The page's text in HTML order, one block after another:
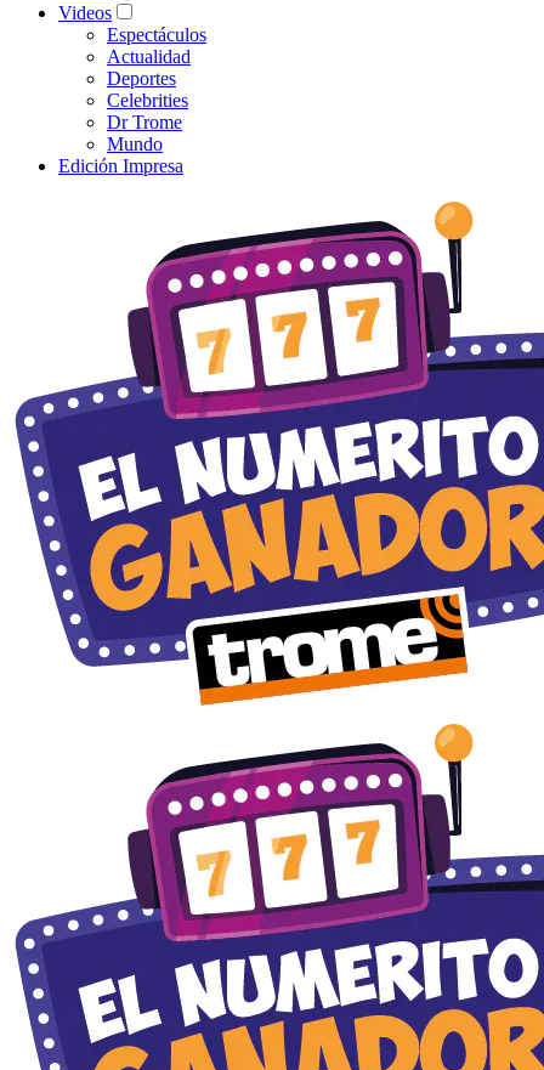
Videos
Espectáculos
Actualidad
Deportes
Celebrities
Dr Trome
Mundo
Edición Impresa